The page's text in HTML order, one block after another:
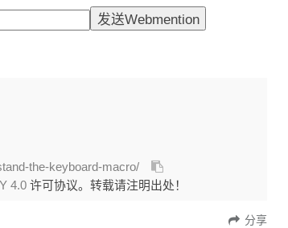
the-keyboard-macro/
4.0 许可协议。转载请注明出处！
分享